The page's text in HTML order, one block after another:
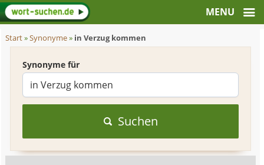
Start»Synonyme» in Verzug kommen
Synonyme für
Suchen